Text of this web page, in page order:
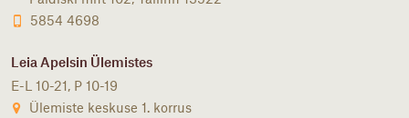
5854 4698
Leia Apelsin Ülemistes
E-L 10-21, P 10-19
Ülemiste keskuse 1. korrus